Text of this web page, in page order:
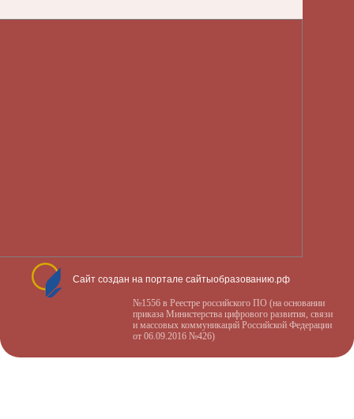
Сайт создан на портале сайтыобразованию.рф
№1556 в Реестре российского ПО (на основании
приказа Министерства цифрового развития, связи
и массовых коммуникаций Российской Федерации
от 06.09.2016 №426)